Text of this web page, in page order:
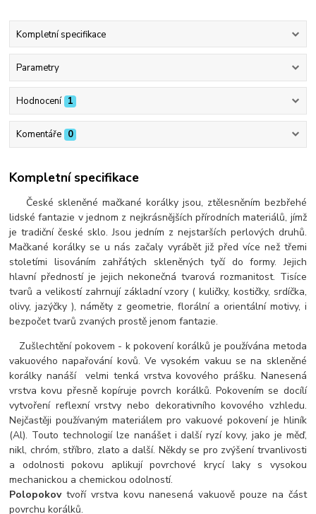
Kompletní specifikace
Parametry
Hodnocení 1
Komentáře 0
Kompletní specifikace
České skleněné mačkané korálky jsou, ztělesněním bezbřehé
lidské fantazie v jednom z nejkrásnějších přírodních materiálů, jímž
je tradiční české sklo. Jsou jedním z nejstarších perlových druhů.
Mačkané korálky se u nás začaly vyrábět již před více než třemi
stoletími lisováním zahřátých skleněných tyčí do formy. Jejich
hlavní předností je jejich nekonečná tvarová rozmanitost. Tisíce
tvarů a velikostí zahrnují základní vzory ( kuličky, kostičky, srdíčka,
olivy, jazýčky ), náměty z geometrie, florální a orientální motivy, i
bezpočet tvarů zvaných prostě jenom fantazie.
Zušlechtění pokovem - k pokovení korálků je používána metoda
vakuového napařování kovů. Ve vysokém vakuu se na skleněné
korálky nanáší velmi tenká vrstva kovového prášku. Nanesená
vrstva kovu přesně kopíruje povrch korálků. Pokovením se docílí
vytvoření reflexní vrstvy nebo dekorativního kovového vzhledu.
Nejčastěji používaným materiálem pro vakuové pokovení je hliník
(Al). Touto technologií lze nanášet i další ryzí kovy, jako je měď,
nikl, chróm, stříbro, zlato a další. Někdy se pro zvýšení trvanlivosti
a odolnosti pokovu aplikují povrchové krycí laky s vysokou
mechanickou a chemickou odolností.
Polopokovtvoří vrstva kovu nanesená vakuově pouze na část
povrchu korálků.